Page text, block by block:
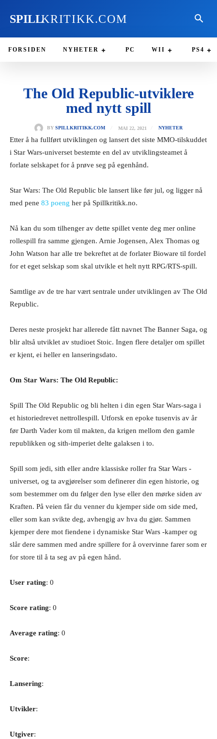
SPILLKRITIKK.COM
FORSIDEN NYHETER PC WII PS4
The Old Republic-utviklere
med nytt spill
BY SPILLKRITIKK.COM MAI 22, 2021 NYHETER
Etter å ha fullført utviklingen og lansert det siste MMO-tilskuddet
i Star Wars-universet bestemte en del av utviklingsteamet å
forlate selskapet for å prøve seg på egenhånd.
Star Wars: The Old Republic ble lansert like før jul, og ligger nå
med pene 83 poeng her på Spillkritikk.no.
Nå kan du som tilhenger av dette spillet vente deg mer online
rollespill fra samme gjengen. Arnie Jogensen, Alex Thomas og
John Watson har alle tre bekreftet at de forlater Bioware til fordel
for et eget selskap som skal utvikle et helt nytt RPG/RTS-spill.
Samtlige av de tre har vært sentrale under utviklingen av The Old
Republic.
Deres neste prosjekt har allerede fått navnet The Banner Saga, og
blir altså utviklet av studioet Stoic. Ingen flere detaljer om spillet
er kjent, ei heller en lanseringsdato.
Om Star Wars: The Old Republic:
Spill The Old Republic og bli helten i din egen Star Wars-saga i
et historiedrevet nettrollespill. Utforsk en epoke tusenvis av år
før Darth Vader kom til makten, da krigen mellom den gamle
republikken og sith-imperiet delte galaksen i to.
Spill som jedi, sith eller andre klassiske roller fra Star Wars -
universet, og ta avgjørelser som definerer din egen historie, og
som bestemmer om du følger den lyse eller den mørke siden av
Kraften. På veien får du venner du kjemper side om side med,
eller som kan svikte deg, avhengig av hva du gjør. Sammen
kjemper dere mot fiendene i dynamiske Star Wars -kamper og
slår dere sammen med andre spillere for å overvinne farer som er
for store til å ta seg av på egen hånd.
User rating: 0
Score rating: 0
Average rating: 0
Score:
Lansering:
Utvikler:
Utgiver: